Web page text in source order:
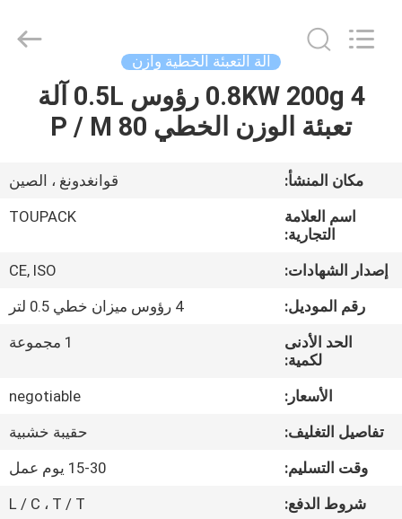
بيت
معلومات
جولة
ضبط
الجودة
اتصل
EQUIPMENT
آلة التعبئة الخطية وازن
0.8KW 200g 4 رؤوس 0.5L آلة
تعبئة الوزن الخطي 80 P / M
مكان المنشأ:
قوانغدونغ ، الصين
اسم العلامة
التجارية:
TOUPACK
إصدار الشهادات:
CE, ISO
رقم الموديل:
4 رؤوس ميزان خطي 0.5 لتر
الحد الأدنى
لكمية:
1 مجموعة
الأسعار:
negotiable
تفاصيل التغليف:
حقيبة خشبية
وقت التسليم:
15-30 يوم عمل
شروط الدفع:
L / C ، T / T